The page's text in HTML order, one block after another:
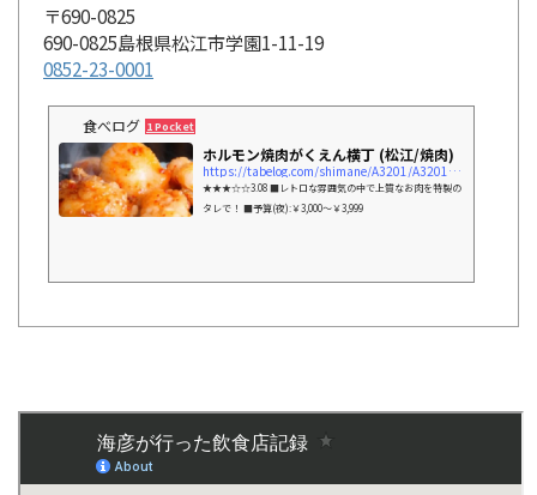
〒690-0825
690-0825島根県松江市学園1-11-19
0852-23-0001
食べログ 1 Pocket
ホルモン焼肉がくえん横丁 (松江/焼肉)
https://tabelog.com/shimane/A3201/A320101/32002318/
★★★☆☆3.08 ■レトロな雰囲気の中で上質なお肉を特製の
タレで！ ■予算(夜):￥3,000～￥3,999